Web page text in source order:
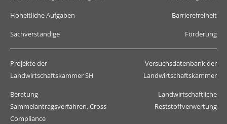
Hoheitliche Aufgaben Barrierefreiheit
Sachverständige Förderung
Projekte der
Landwirtschaftskammer SH
Versuchsdatenbank der
Landwirtschaftskammer
Beratung
Sammelantragsverfahren, Cross
Compliance
Landwirtschaftliche
Reststoffverwertung